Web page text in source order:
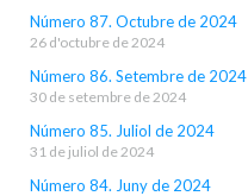
Número 87. Octubre de 2024
26 d'octubre de 2024
Número 86. Setembre de 2024
30 de setembre de 2024
Número 85. Juliol de 2024
31 de juliol de 2024
Número 84. Juny de 2024